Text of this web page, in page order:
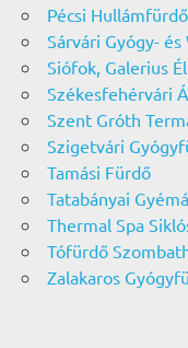
Pécsi
Sárvári Gyógy-
Siófok, Galerius
Székesfehérvári
Szent Gróth
Szigetvári
Tamási Fürdő
Tatabányai
Thermal Spa
Tófürdő
Zalakaros